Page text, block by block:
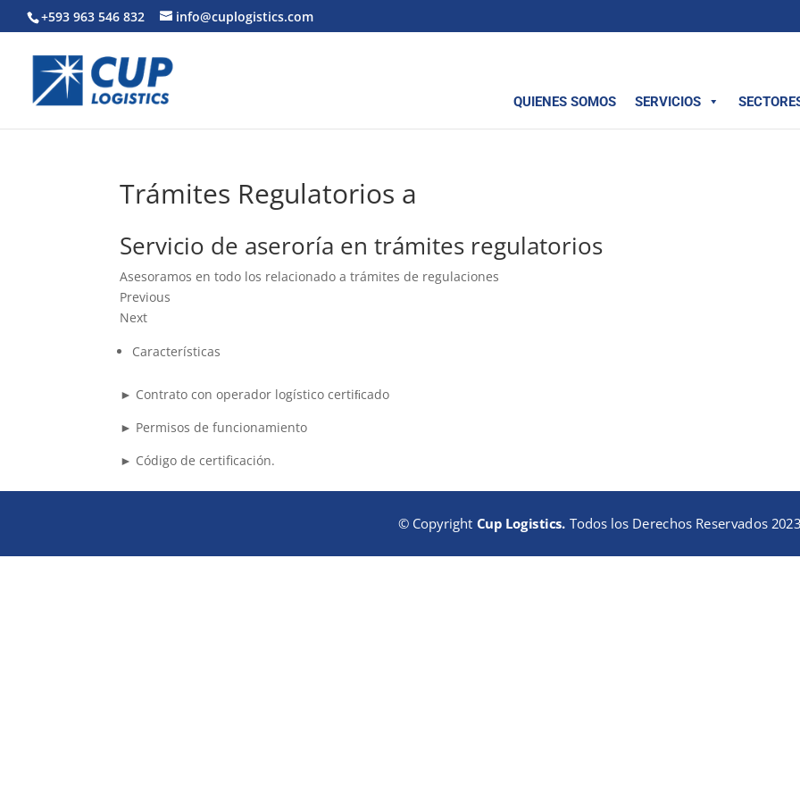
+593 963 546 832 info@cuplogistics.com
QUIENES SOMOS SERVICIOS
Trámites Regulatorios a
Servicio de aseroría en trámites regulatorios
Asesoramos en todo los relacionado a trámites de regulaciones
Previous
Next
Características
► Contrato con operador logístico certiﬁcado
► Permisos de funcionamiento
► Código de certificación.
© Copyright Cup Logistics. Todos los Derechos Reservados